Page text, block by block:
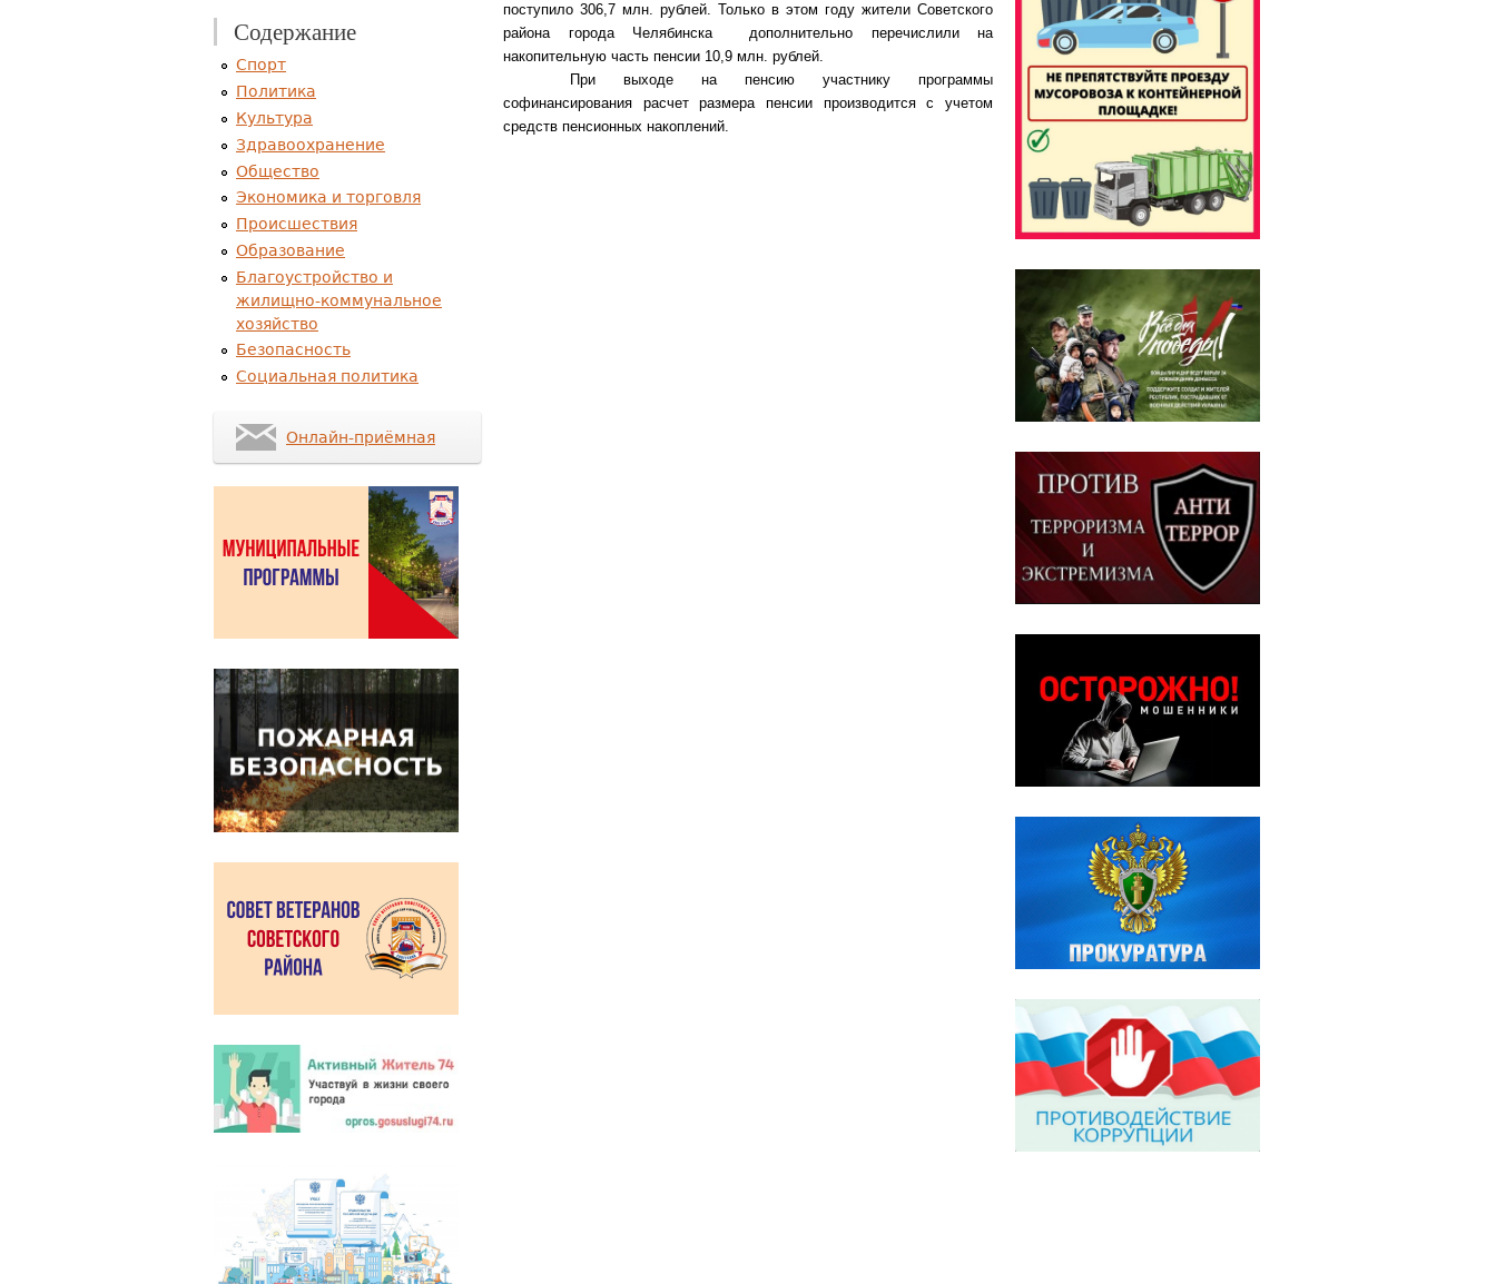
поступило 306,7 млн. рублей. Только в этом году жители Советского
района города Челябинска
дополнительно перечислили на
накопительную часть пенсии 10,9 млн. рублей.
При выходе на пенсию участнику программы
софинансирования расчет размера пенсии производится с учетом
средств пенсионных накоплений.
Содержание
Спорт
Политика
Культура
Здравоохранение
Общество
Экономика и торговля
Происшествия
Образование
Благоустройство и
жилищно-коммунальное
хозяйство
Безопасность
Социальная политика
Онлайн-приёмная